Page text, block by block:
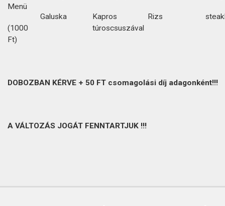
Menü
(1000
Ft)
Galuska
Kapros
túroscsuszával
Rizs
DOBOZBAN KÉRVE + 50 FT csomagolási díj adagonként!!!
A VÁLTOZÁS JOGÁT FENNTARTJUK !!!